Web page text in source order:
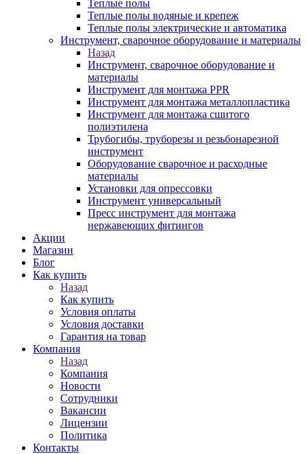
Теплые полы
Теплые полы водяные и крепеж
Теплые полы электрические и автоматика
Инструмент, сварочное оборудование и материалы
Назад
Инструмент, сварочное оборудование и
материалы
Инструмент для монтажа PPR
Инструмент для монтажа металлопластика
Инструмент для монтажа сшитого
полиэтилена
Трубогибы, труборезы и резьбонарезной
инструмент
Оборудование сварочное и расходные
материалы
Установки для опрессовки
Инструмент универсальный
Пресс инструмент для монтажа
нержавеющих фитингов
Акции
Магазин
Блог
Как купить
Назад
Как купить
Условия оплаты
Условия доставки
Гарантия на товар
Компания
Назад
Компания
Новости
Сотрудники
Вакансии
Лицензии
Политика
Контакты